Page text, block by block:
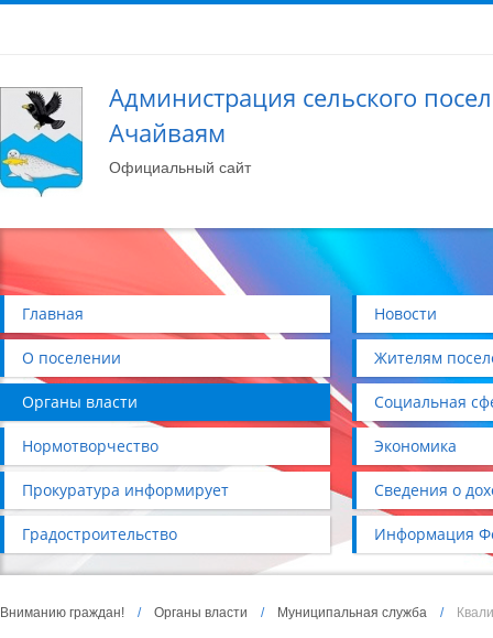
Администрация сельского
Ачайваям
Официальный сайт
Главная Новости
О поселении Жителям
Органы власти Социальная
Нормотворчество Экономика
Прокуратура информирует Сведения о
Градостроительство Информация
Вниманию граждан! / Органы власти / Муниципальная служба /